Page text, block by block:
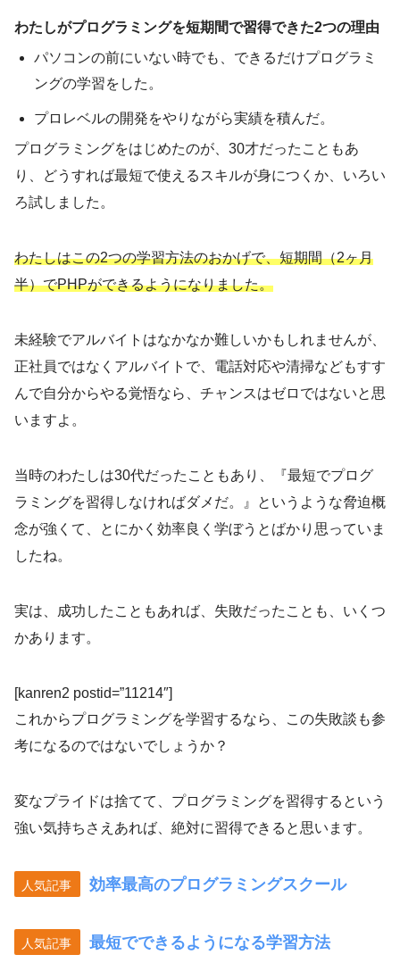
わたしがプログラミングを短期間で習得できた2つの理由
パソコンの前にいない時でも、できるだけプログラミ
ングの学習をした。
プロレベルの開発をやりながら実績を積んだ。
プログラミングをはじめたのが、30才だったこともあ
り、どうすれば最短で使えるスキルが身につくか、いろい
ろ試しました。
わたしはこの2つの学習方法のおかげで、短期間（2ヶ月
半）でPHPができるようになりました。
未経験でアルバイトはなかなか難しいかもしれませんが、
正社員ではなくアルバイトで、電話対応や清掃などもすす
んで自分からやる覚悟なら、チャンスはゼロではないと思
いますよ。
当時のわたしは30代だったこともあり、『最短でプログ
ラミングを習得しなければダメだ。』というような脅迫概
念が強くて、とにかく効率良く学ぼうとばかり思っていま
したね。
実は、成功したこともあれば、失敗だったことも、いくつ
かあります。
[kanren2 postid=”11214″]
これからプログラミングを学習するなら、この失敗談も参
考になるのではないでしょうか？
変なプライドは捨てて、プログラミングを習得するという
強い気持ちさえあれば、絶対に習得できると思います。
人気記事 効率最高のプログラミングスクール
人気記事 最短でできるようになる学習方法